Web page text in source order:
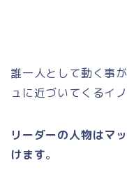
誰一人として動く事
ュに近づいてくるイ
リーダーの人物はマ
けます。